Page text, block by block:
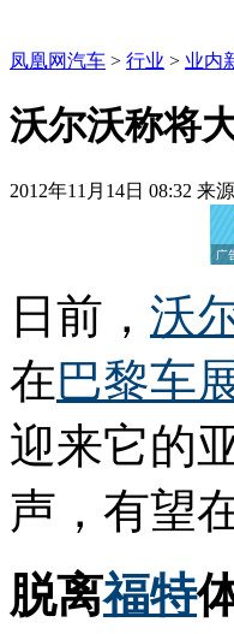
凤凰网汽车 > 行业 > 业内
沃尔沃称将
2012年11月14日 08:32 来
日前， 沃
在巴黎车
迎来它的
声，有望
脱离福特